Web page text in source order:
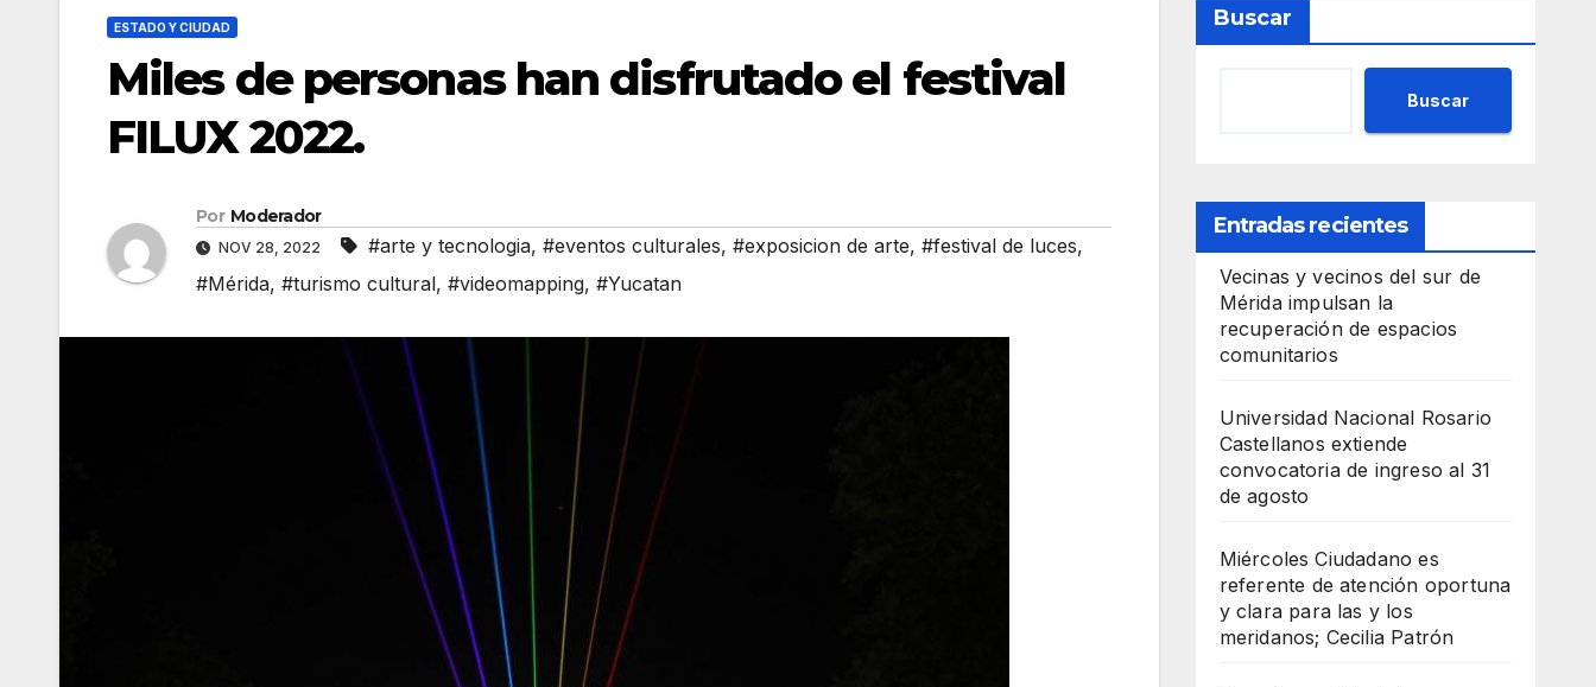
ESTADO Y CIUDAD
Miles de personas han disfrutado el festival
FILUX 2022.
Por Moderador
NOV 28, 2022 #arte y tecnologia, #eventos culturales, #exposicion de arte, #festival de luces,
#Mérida, #turismo cultural, #videomapping, #Yucatan
Buscar
Buscar
Entradas recientes
Vecinas y vecinos del sur de
Mérida impulsan la
recuperación de espacios
comunitarios
Universidad Nacional Rosario
Castellanos extiende
convocatoria de ingreso al 31
de agosto
Miércoles Ciudadano es
referente de atención oportuna
y clara para las y los
meridanos; Cecilia Patrón